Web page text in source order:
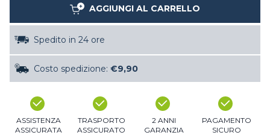
AGGIUNGI AL CARRELLO
Spedito in 24 ore
Costo spedizione: €9,90
ASSISTENZA
ASSICURATA
TRASPORTO
ASSICURATO
2 ANNI
GARANZIA
PAGAMENTO
SICURO